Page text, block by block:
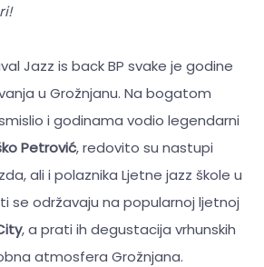
Jazz is back BP svake je godine
u Grožnjanu. Na bogatom
i godinama vodio legendarni
Petrović, redovito su nastupi
ali i polaznika Ljetne jazz škole u
se održavaju na popularnoj ljetnoj
, a prati ih degustacija vrhunskih
atmosfera Grožnjana.